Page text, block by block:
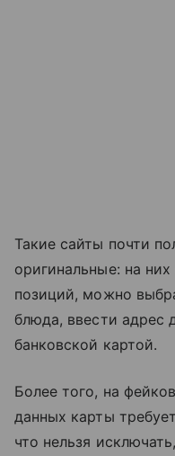
Такие сайты почти
оригинальные: на
позиций, можно
блюда, ввести адрес
банковской картой.
Более того, на
данных карты
что нельзя